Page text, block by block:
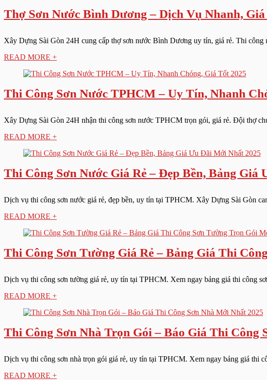
Thợ Sơn Nước Bình Dương – Dịch Vụ Nhanh, Giá
Xây Dựng Sài Gòn 24H cung cấp thợ sơn nước Bình Dương uy tín, giá rẻ. Thi công
READ MORE +
Thi Công Sơn Nước TPHCM – Uy Tín, Nhanh
Xây Dựng Sài Gòn 24H nhận thi công sơn nước TPHCM trọn gói, giá rẻ. Đội thợ
READ MORE +
Thi Công Sơn Nước Giá Rẻ – Đẹp Bền, Bảng Giá
Dịch vụ thi công sơn nước giá rẻ, đẹp bền, uy tín tại TPHCM. Xây Dựng Sài Gòn
READ MORE +
Thi Công Sơn Tường Giá Rẻ – Bảng Giá Thi
Dịch vụ thi công sơn tường giá rẻ, uy tín tại TPHCM. Xem ngay bảng giá thi công
READ MORE +
Thi Công Sơn Nhà Trọn Gói – Báo Giá Thi Công
Dịch vụ thi công sơn nhà trọn gói giá rẻ, uy tín tại TPHCM. Xem ngay bảng giá thi
READ MORE +